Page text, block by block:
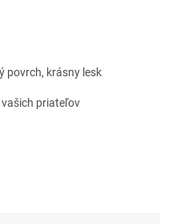
povrch, krásny lesk
priateľov